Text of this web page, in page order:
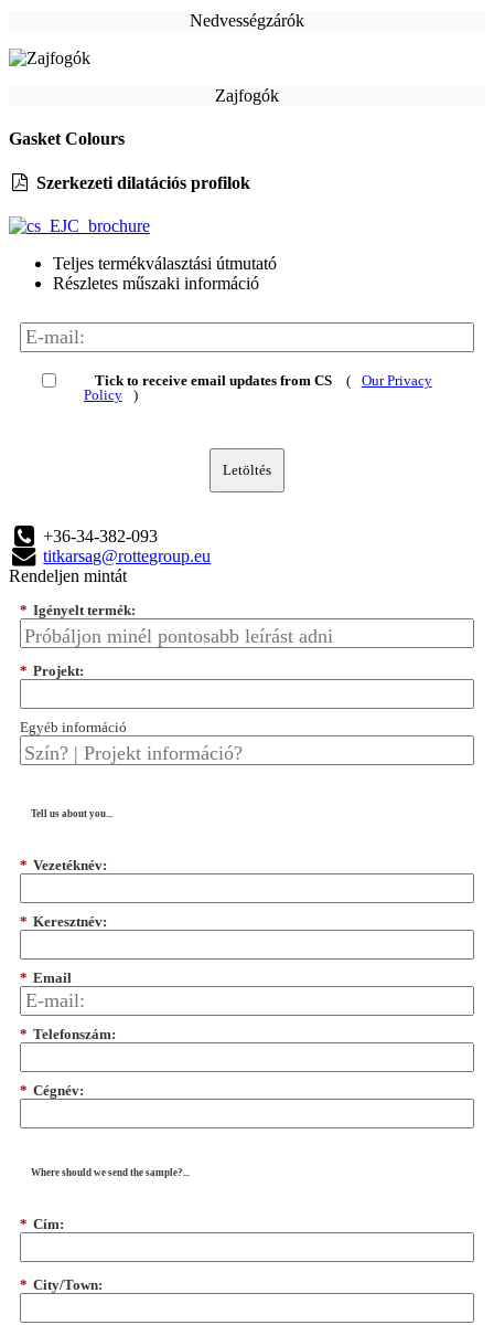
Nedvességzárók
Zajfogók
Gasket Colours
Szerkezeti dilatációs profilok
Teljes termékválasztási útmutató
Részletes műszaki információ
Tick to receive email updates from CS (
Our Privacy
Policy
)
Letöltés
+36-34-382-093
titkarsag@rottegroup.eu
Rendeljen mintát
* Igényelt termék:
* Projekt:
Egyéb információ
Tell us about you...
* Vezetéknév:
* Keresztnév:
* Email
* Telefonszám:
* Cégnév:
Where should we send the sample?...
* Cím:
* City/Town: